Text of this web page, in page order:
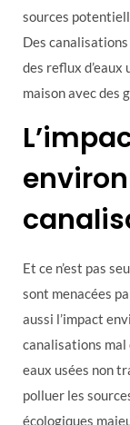
sources
Des
des reflux
maison avec des
Et ce n’est pas
sont menacées
aussi l’impact
canalisations
eaux usées non
polluer les
écologiques